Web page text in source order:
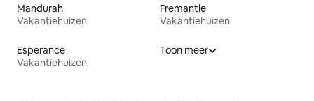
Mandurah
Vakantiehuizen
Fremantle
Vakantiehuizen
Esperance
Vakantiehuizen
Toon meer